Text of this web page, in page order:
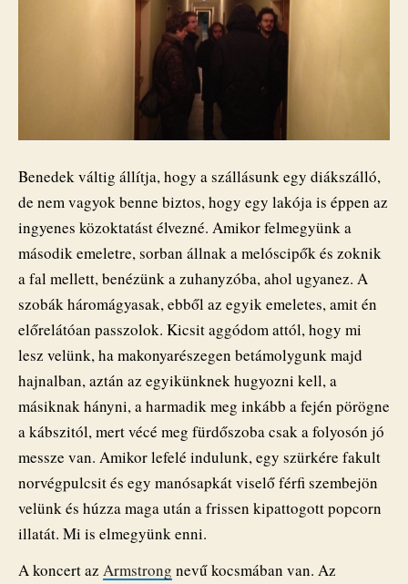
Benedek váltig állítja, hogy a szállásunk egy diákszálló,
de nem vagyok benne biztos, hogy egy lakója is éppen az
ingyenes közoktatást élvezné. Amikor felmegyünk a
második emeletre, sorban állnak a melóscipők és zoknik
a fal mellett, benézünk a zuhanyzóba, ahol ugyanez. A
szobák háromágyasak, ebből az egyik emeletes, amit én
előrelátóan passzolok. Kicsit aggódom attól, hogy mi
lesz velünk, ha makonyarészegen betámolygunk majd
hajnalban, aztán az egyikünknek hugyozni kell, a
másiknak hányni, a harmadik meg inkább a fején pörögne
a kábszitól, mert vécé meg fürdőszoba csak a folyosón jó
messze van. Amikor lefelé indulunk, egy szürkére fakult
norvégpulcsit és egy manósapkát viselő férfi szembejön
velünk és húzza maga után a frissen kipattogott popcorn
illatát. Mi is elmegyünk enni.
A koncert az Armstrong nevű kocsmában van. Az